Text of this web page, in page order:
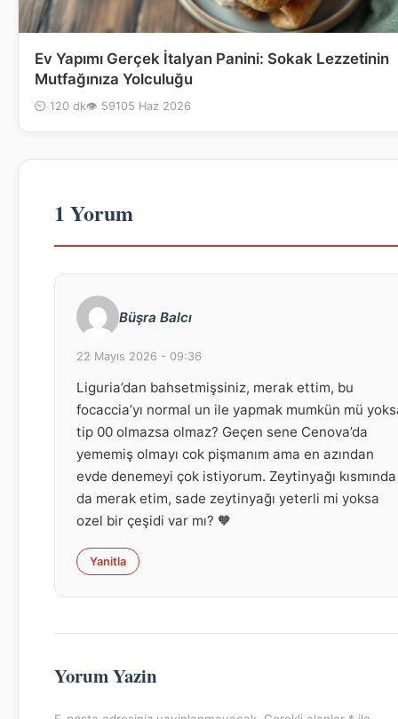
Ev Yapımı Gerçek İtalyan Panini: Sokak Lezzetinin
Mutfağınıza Yolculuğu
⏲ 120 dk👁 591 05 Haz 2026
1 Yorum
Büşra Balcı
22 Mayıs 2026 - 09:36
Liguria’dan bahsetmişsiniz, merak ettim, bu
focaccia’yı normal un ile yapmak mumkün mü
tip 00 olmazsa olmaz? Geçen sene Cenova’da
yememiş olmayı cok pişmanım ama en azından
evde denemeyi çok istiyorum. Zeytinyağı kısmında
da merak etim, sade zeytinyağı yeterli mi yoksa
ozel bir çeşidi var mı? 🧡
Yanitla
Yorum Yazin